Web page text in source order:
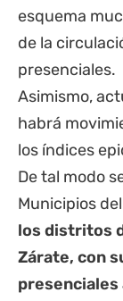
esquema
de la
presenciales.
Asimismo,
habrá
los índices
De tal modo
Municipios
los distritos
Zárate, con
presenciales